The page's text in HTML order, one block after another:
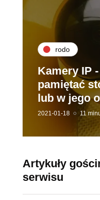
rodo
Kamery IP
pamiętać
lub w jego
2021-01-18 11
Artykuły
serwisu